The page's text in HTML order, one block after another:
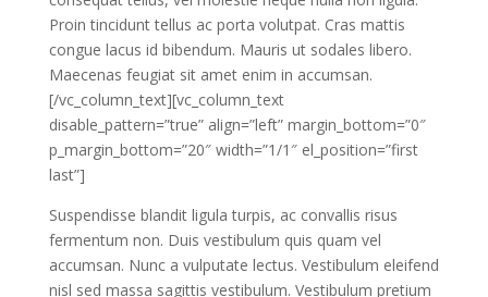
Proin tincidunt tellus ac porta volutpat. Cras mattis
congue lacus id bibendum. Mauris ut sodales libero.
Maecenas feugiat sit amet enim in accumsan.
[/vc_column_text][vc_column_text
disable_pattern=”true” align=”left” margin_bottom=”0″
p_margin_bottom=”20″ width=”1/1″ el_position=”first
last”]
Suspendisse blandit ligula turpis, ac convallis risus
fermentum non. Duis vestibulum quis quam vel
accumsan. Nunc a vulputate lectus. Vestibulum eleifend
nisl sed massa sagittis vestibulum. Vestibulum pretium